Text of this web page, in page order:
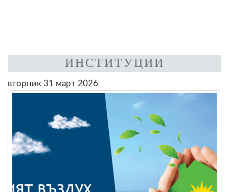
ИНСТИТУЦИИ
вторник 31 март 2026